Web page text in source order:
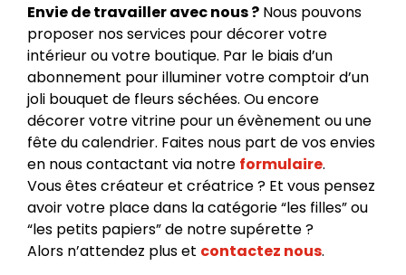
Envie de travailler avec nous ? Nous pouvons
proposer nos services pour décorer votre
intérieur ou votre boutique. Par le biais d’un
abonnement pour illuminer votre comptoir d’un
joli bouquet de fleurs séchées. Ou encore
décorer votre vitrine pour un évènement ou une
fête du calendrier. Faites nous part de vos envies
en nous contactant via notre formulaire.
Vous êtes créateur et créatrice ? Et vous pensez
avoir votre place dans la catégorie “les filles” ou
“les petits papiers” de notre supérette ?
Alors n’attendez plus et contactez nous.